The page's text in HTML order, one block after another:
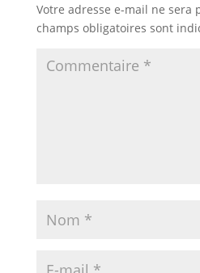
Votre adresse e-mail ne sera
champs obligatoires sont